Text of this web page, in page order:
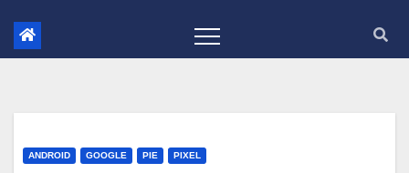
ANDROID GOOGLE PIE PIXEL